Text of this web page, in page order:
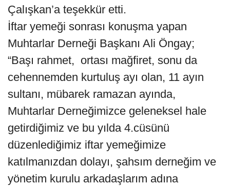
Çalışkan’a teşekkür etti.
İftar yemeği sonrası konuşma yapan
Muhtarlar Derneği Başkanı Ali Öngay;
“Başı rahmet, ortası mağfiret, sonu da
cehennemden kurtuluş ayı olan, 11 ayın
sultanı, mübarek ramazan ayında,
Muhtarlar Derneğimizce geleneksel hale
getirdiğimiz ve bu yılda 4.cüsünü
düzenlediğimiz iftar yemeğimize
katılmanızdan dolayı, şahsım derneğim ve
yönetim kurulu arkadaşlarım adına